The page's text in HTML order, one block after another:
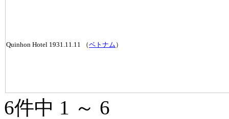
Quinhon Hotel 1931.11.11 （ベトナム ）
6件中 1 ～ 6